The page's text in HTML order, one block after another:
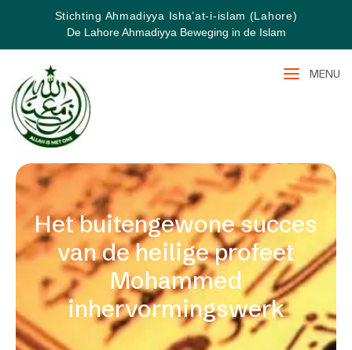
Stichting Ahmadiyya Isha’at-i-islam (Lahore)
De Lahore Ahmadiyya Beweging in de Islam
MENU
Het buitengewone succes
van de heilige profeet
Mohammed
inhervormingswerk